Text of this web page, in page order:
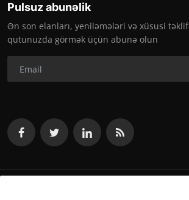
Pulsuz abunəlik
Ən son elanları, yeniləmələri və xüsusi
qutunuzda görmək üçün abunə olun